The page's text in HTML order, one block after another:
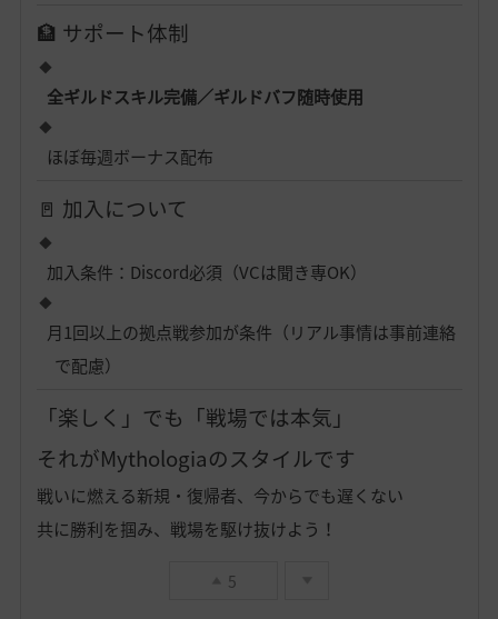
🏦 サポート体制
全ギルドスキル完備／ギルドバフ随時使用
ほぼ毎週ボーナス配布
🚪 加入について
加入条件：Discord必須（VCは聞き専OK）
月1回以上の拠点戦参加が条件（リアル事情は事前連絡
で配慮）
「楽しく」でも「戦場では本気」
それがMythologiaのスタイルです
戦いに燃える新規・復帰者、今からでも遅くない
共に勝利を掴み、戦場を駆け抜けよう！
5